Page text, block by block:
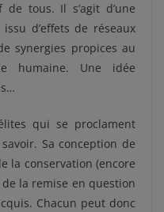
tous. Il s’agit d’une
d’effets de réseaux
synergies propices au
humaine. Une idée
qui se proclament
Sa conception de
la conservation (encore
la remise en question
Chacun peut donc